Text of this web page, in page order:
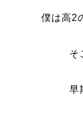
僕は高2
そ
早